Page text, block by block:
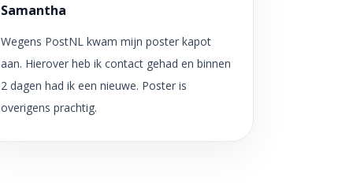
Samantha
Wegens PostNL kwam mijn poster kapot
aan. Hierover heb ik contact gehad en binnen
2 dagen had ik een nieuwe. Poster is
overigens prachtig.